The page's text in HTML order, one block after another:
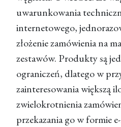
uwarunkowania
internetowego,
złożenie zamówienia na
zestawów. Produkty są
ograniczeń, dlatego w
zainteresowania większą
zwielokrotnienia
przekazania go w formie